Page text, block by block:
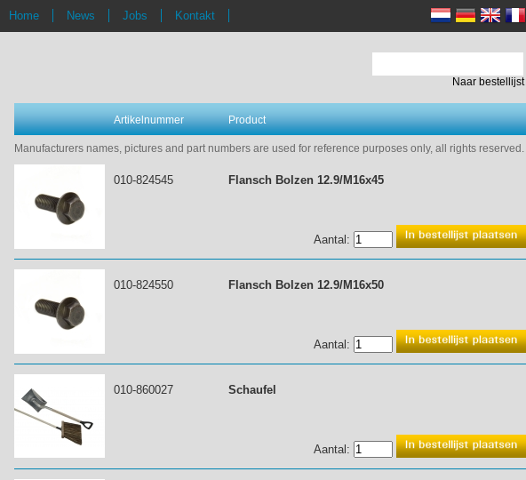
Home News Jobs Kontakt
Naar bestellijst
Artikelnummer Product
Manufacturers names, pictures and part numbers are used for reference purposes only, all rights reserved.
010-824545 Flansch Bolzen 12.9/M16x45
Aantal:
010-824550 Flansch Bolzen 12.9/M16x50
Aantal:
010-860027 Schaufel
Aantal: